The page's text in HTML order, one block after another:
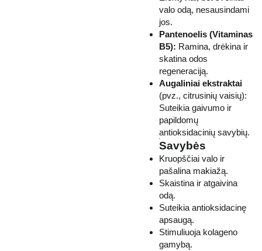
valo odą, nesausindami
jos.
Pantenoelis (Vitaminas
B5): Ramina, drėkina ir
skatina odos
regeneraciją.
Augaliniai ekstraktai
(pvz., citrusinių vaisių):
Suteikia gaivumo ir
papildomų
antioksidacinių savybių.
Savybės
Kruopščiai valo ir
pašalina makiažą.
Skaistina ir atgaivina
odą.
Suteikia antioksidacinę
apsaugą.
Stimuliuoja kolageno
gamybą.